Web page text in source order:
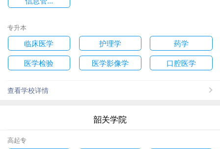
专升本
临床医学 护理学
药学
医学检验
医学影像学 口腔医学
查看学校详情
韶关学院
高起专